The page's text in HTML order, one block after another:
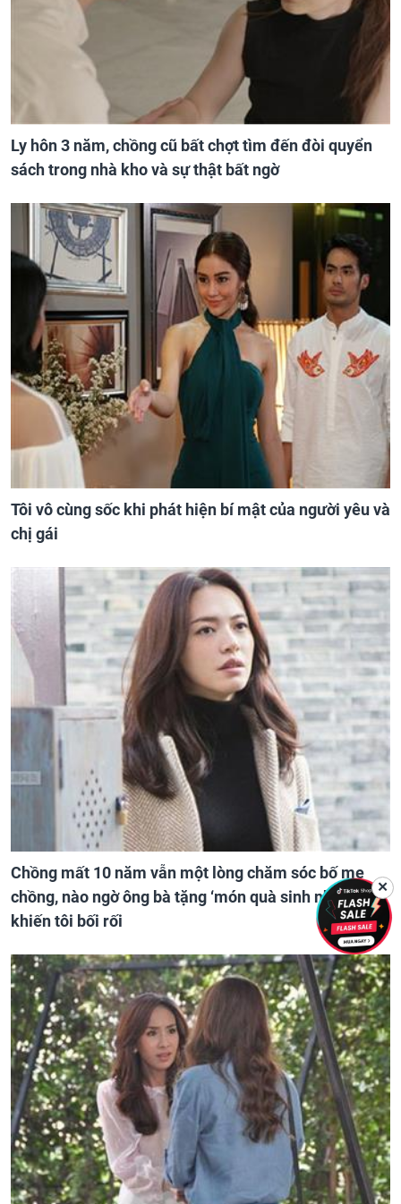
Ly hôn 3 năm, chồng cũ bất chợt tìm đến đòi quyển
sách trong nhà kho và sự thật bất ngờ
Tôi vô cùng sốc khi phát hiện bí mật của người yêu và
chị gái
Chồng mất 10 năm vẫn một lòng chăm sóc bố mẹ
chồng, nào ngờ ông bà tặng ‘món quà sinh nhật’
khiến tôi bối rối
✕